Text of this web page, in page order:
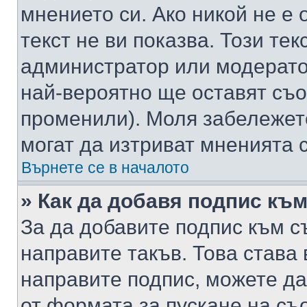
мнението си. Ако никой не е
текст не ви показва. Този
администратор или
най-вероятно ще оставят
променили). Моля
могат да изтриват мненията
Върнете се в началото
» Как да добавя подпис
За да добавите подпис към
направите такъв. Това
направите подпис, можете